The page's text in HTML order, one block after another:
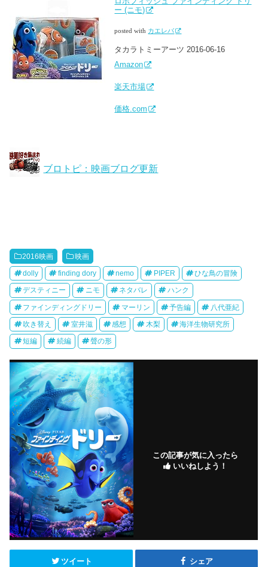
ー (ニモ)
posted with カエレバ
タカラトミーアーツ 2016-06-16
Amazon
楽天市場
価格.com
ブロトピ：映画ブログ更新
2016映画 映画
dolly finding dory nemo PIPER ひな鳥の冒険
デスティニー ニモ ネタバレ ハンク
ファインディングドリー マーリン 予告編 八代亜紀
吹き替え 室井滋 感想 木梨 海洋生物研究所
短編 続編 聲の形
この記事が気に入ったら
いいねしよう！
ツイート シェア